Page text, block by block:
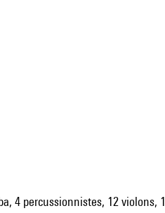
4 percussionnistes, 12 violons,